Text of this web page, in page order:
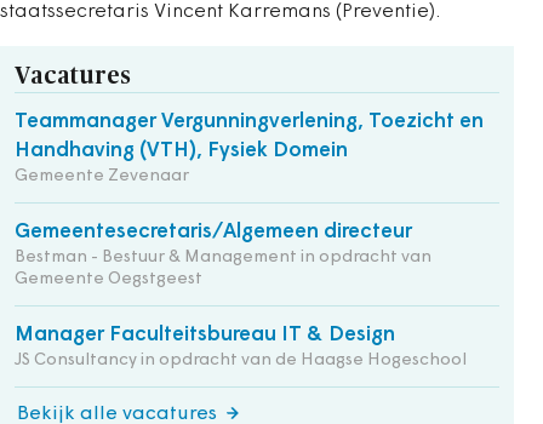
staatssecretaris Vincent Karremans (Preventie).
Vacatures
Teammanager Vergunningverlening, Toezicht en
Handhaving (VTH), Fysiek Domein
Gemeente Zevenaar
Gemeentesecretaris/Algemeen directeur
Bestman - Bestuur & Management in opdracht van
Gemeente Oegstgeest
Manager Faculteitsbureau IT & Design
JS Consultancy in opdracht van de Haagse Hogeschool
Bekijk alle vacatures